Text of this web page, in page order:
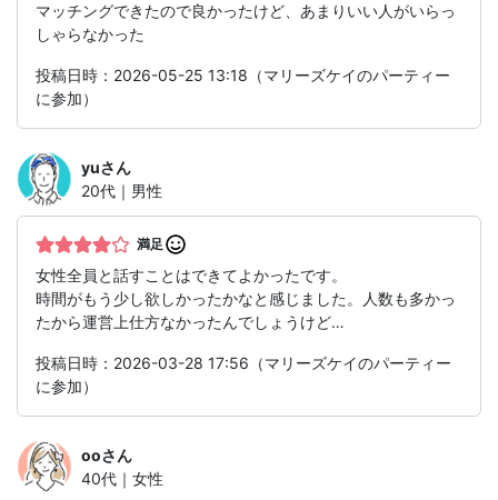
マッチングできたので良かったけど、あまりいい人がいらっ
しゃらなかった
投稿日時：2026-05-25 13:18（マリーズケイのパーティー
に参加）
yuさん
20代｜男性
満足
女性全員と話すことはできてよかったです。
時間がもう少し欲しかったかなと感じました。人数も多かっ
たから運営上仕方なかったんでしょうけど…
投稿日時：2026-03-28 17:56（マリーズケイのパーティー
に参加）
ooさん
40代｜女性